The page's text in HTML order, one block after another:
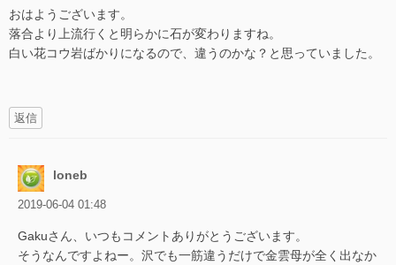
おはようございます。
落合より上流行くと明らかに石が変わりますね。
白い花コウ岩ばかりになるので、違うのかな？と思っていました。
返信
loneb
2019-06-04 01:48
Gakuさん、いつもコメントありがとうございます。
そうなんですよねー。沢でも一筋違うだけで金雲母が全く出なか